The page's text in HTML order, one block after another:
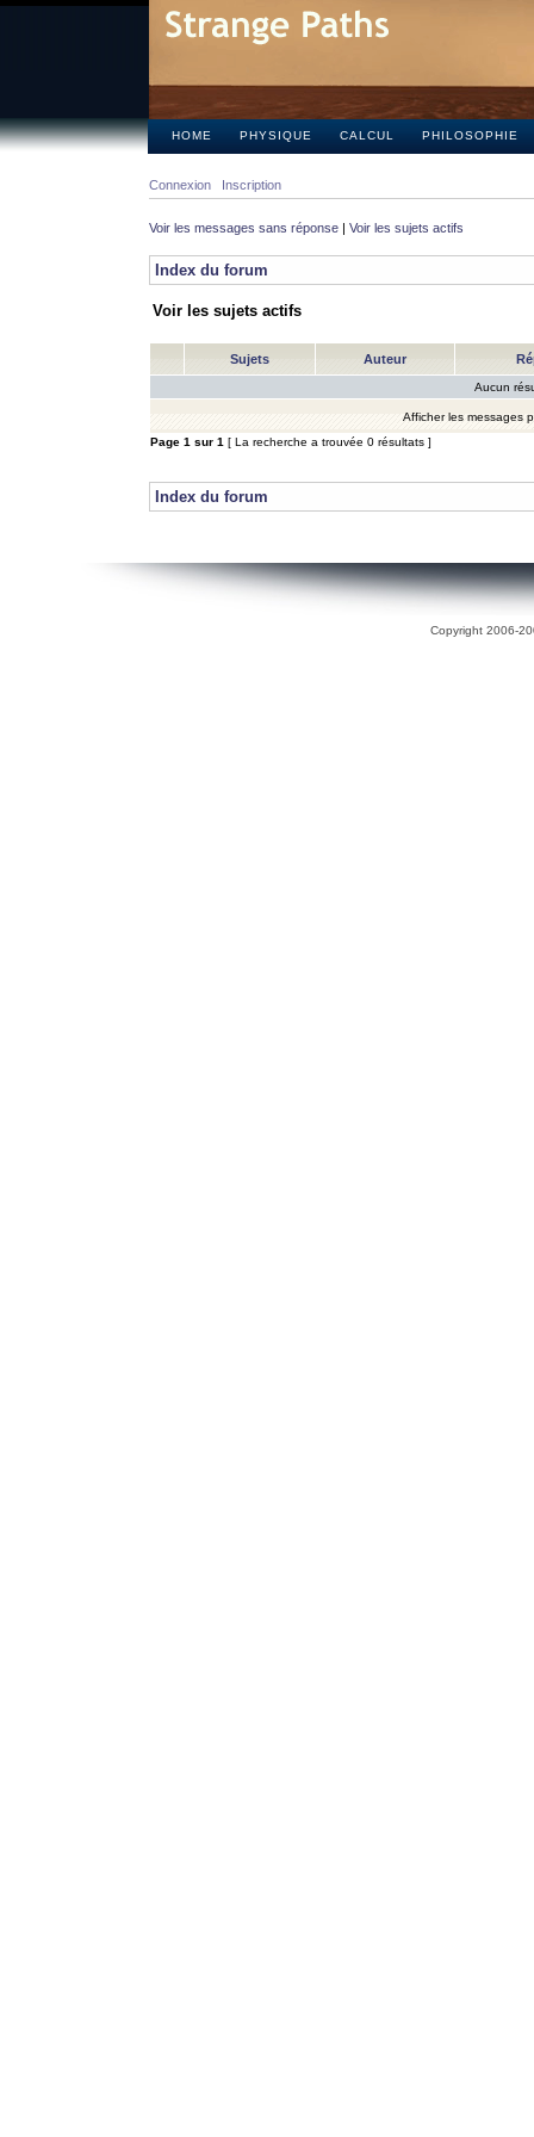
HOME PHYSIQUE CALCUL PHILOSOPHIE
Connexion Inscription
Voir les messages sans réponse | Voir les sujets actifs
Index du forum
Voir les sujets actifs
Sujets Auteur
Aucun
Afficher les messages
Page 1 sur 1 [ La recherche a trouvée 0 résultats ]
Index du forum
Copyright 2006-